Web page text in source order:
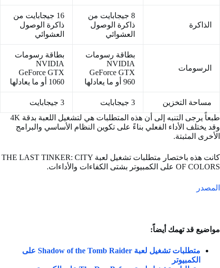
الذاكرة
8 جيجابايت من
ذاكرة الوصول
العشوائي
16 جيجابايت من
ذاكرة الوصول
العشوائي
الرسومات
بطاقة رسومات
NVIDIA
GeForce GTX
960 أو ما يعادلها
بطاقة رسومات
NVIDIA
GeForce GTX
1060 أو ما يعادلها
مساحة التخزين 3 جيجابايت
3 جيجابايت
طبعاً يرجى التنبه إلى أن هذه المتطلبات هي لتشغيل اللعبة بدقة 4K
وقد يختلف الأداء الفعلي بناءً على تكوين النظام الأساسي والبرامج
الأخرى المثبتة.
كانت هذه باختصار متطلبات تشغيل لعبة THE LAST TINKER: CITY
OF COLORS على الكمبيوتر بشتى الكفاءات والأداءات.
المصدر
مواضيع قد تهمك أيضاً:
متطلبات تشغيل لعبة Shadow of the Tomb Raider على
الكمبيوتر